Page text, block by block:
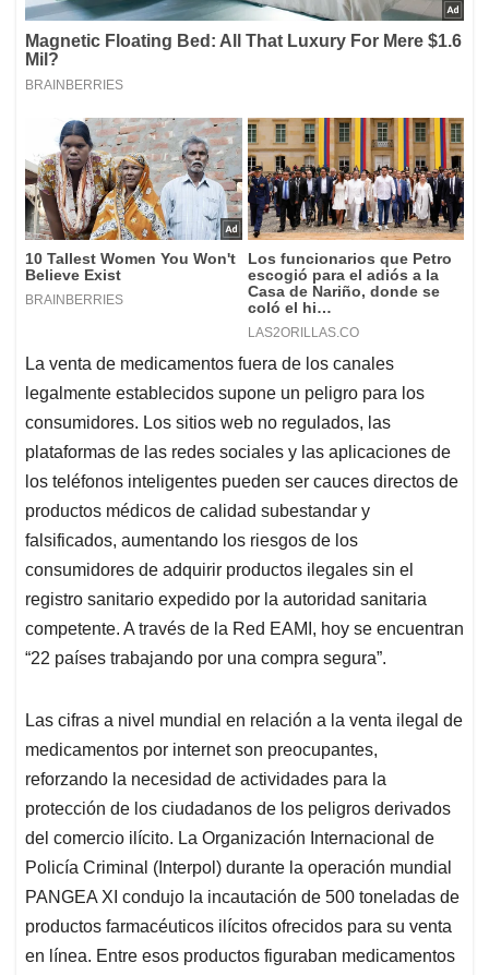
La venta de medicamentos fuera de los canales
legalmente establecidos supone un peligro para los
consumidores. Los sitios web no regulados, las
plataformas de las redes sociales y las aplicaciones de
los teléfonos inteligentes pueden ser cauces directos de
productos médicos de calidad subestandar y
falsificados, aumentando los riesgos de los
consumidores de adquirir productos ilegales sin el
registro sanitario expedido por la autoridad sanitaria
competente. A través de la Red EAMI, hoy se encuentran
“22 países trabajando por una compra segura”.
Las cifras a nivel mundial en relación a la venta ilegal de
medicamentos por internet son preocupantes,
reforzando la necesidad de actividades para la
protección de los ciudadanos de los peligros derivados
del comercio ilícito. La Organización Internacional de
Policía Criminal (Interpol) durante la operación mundial
PANGEA XI condujo la incautación de 500 toneladas de
productos farmacéuticos ilícitos ofrecidos para su venta
en línea. Entre esos productos figuraban medicamentos